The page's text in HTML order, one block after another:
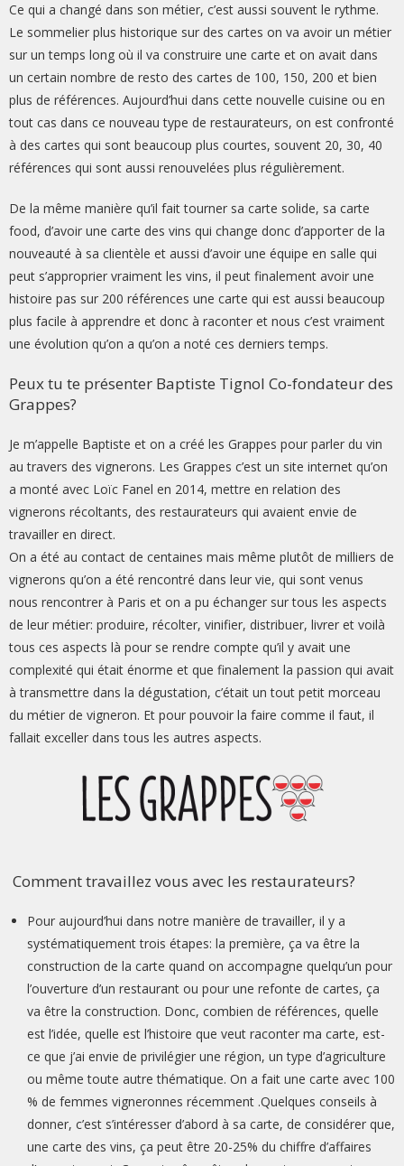
Ce qui a changé dans son métier, c’est aussi souvent le rythme.
Le sommelier plus historique sur des cartes on va avoir un métier
sur un temps long où il va construire une carte et on avait dans
un certain nombre de resto des cartes de 100, 150, 200 et bien
plus de références. Aujourd’hui dans cette nouvelle cuisine ou en
tout cas dans ce nouveau type de restaurateurs, on est confronté
à des cartes qui sont beaucoup plus courtes, souvent 20, 30, 40
références qui sont aussi renouvelées plus régulièrement.
De la même manière qu’il fait tourner sa carte solide, sa carte
food, d’avoir une carte des vins qui change donc d’apporter de la
nouveauté à sa clientèle et aussi d’avoir une équipe en salle qui
peut s’approprier vraiment les vins, il peut finalement avoir une
histoire pas sur 200 références une carte qui est aussi beaucoup
plus facile à apprendre et donc à raconter et nous c’est vraiment
une évolution qu’on a qu’on a noté ces derniers temps.
Peux tu te présenter Baptiste Tignol Co-fondateur des
Grappes?
Je m’appelle Baptiste et on a créé les Grappes pour parler du vin
au travers des vignerons. Les Grappes c’est un site internet qu’on
a monté avec Loïc Fanel en 2014, mettre en relation des
vignerons récoltants, des restaurateurs qui avaient envie de
travailler en direct.
On a été au contact de centaines mais même plutôt de milliers de
vignerons qu’on a été rencontré dans leur vie, qui sont venus
nous rencontrer à Paris et on a pu échanger sur tous les aspects
de leur métier: produire, récolter, vinifier, distribuer, livrer et voilà
tous ces aspects là pour se rendre compte qu’il y avait une
complexité qui était énorme et que finalement la passion qui avait
à transmettre dans la dégustation, c’était un tout petit morceau
du métier de vigneron. Et pour pouvoir la faire comme il faut, il
fallait exceller dans tous les autres aspects.
Comment travaillez vous avec les restaurateurs?
Pour aujourd’hui dans notre manière de travailler, il y a
systématiquement trois étapes: la première, ça va être la
construction de la carte quand on accompagne quelqu’un pour
l’ouverture d’un restaurant ou pour une refonte de cartes, ça
va être la construction. Donc, combien de références, quelle
est l’idée, quelle est l’histoire que veut raconter ma carte, est-
ce que j’ai envie de privilégier une région, un type d’agriculture
ou même toute autre thématique. On a fait une carte avec 100
% de femmes vigneronnes récemment .Quelques conseils à
donner, c’est s’intéresser d’abord à sa carte, de considérer que,
une carte des vins, ça peut être 20-25% du chiffre d’affaires